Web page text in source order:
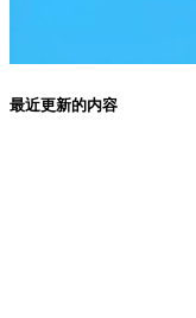
最近更新的内容